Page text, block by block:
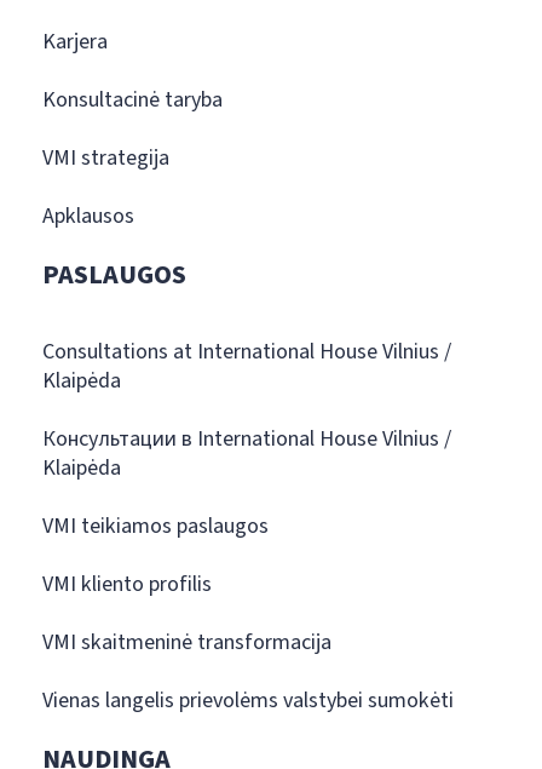
Karjera
Konsultacinė taryba
VMI strategija
Apklausos
PASLAUGOS
Consultations at International House Vilnius /
Klaipėda
Консультации в International House Vilnius /
Klaipėda
VMI teikiamos paslaugos
VMI kliento profilis
VMI skaitmeninė transformacija
Vienas langelis prievolėms valstybei sumokėti
NAUDINGA